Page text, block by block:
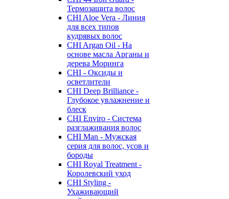
Термозащита волос
CHI Aloe Vera - Линия
для всех типов
кудрявых волос
CHI Argan Oil - На
основе масла Арганы и
дерева Моринга
CHI - Оксиды и
осветлители
CHI Deep Brilliance -
Глубокое увлажнение и
блеск
CHI Enviro - Система
разглаживания волос
CHI Man - Мужская
серия для волос, усов и
бороды
CHI Royal Treatment -
Королевский уход
CHI Styling -
Ухаживающий